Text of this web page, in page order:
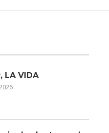
LA VIDA